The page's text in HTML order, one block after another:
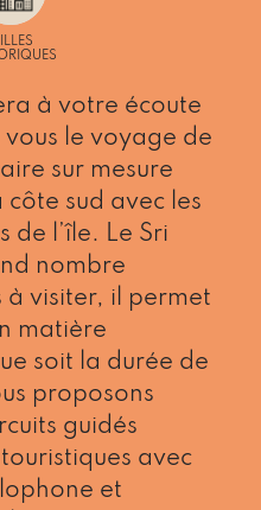
à votre écoute
le voyage de
sur mesure
sud avec les
de l’île. Le Sri
nombre
à visiter, il permet
matière
soit la durée de
proposons
guidés
avec
et